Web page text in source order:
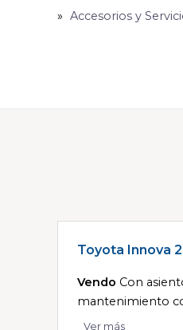
Accesorios y
Toyota Innova
Vendo Con
mantenimiento
Ver más